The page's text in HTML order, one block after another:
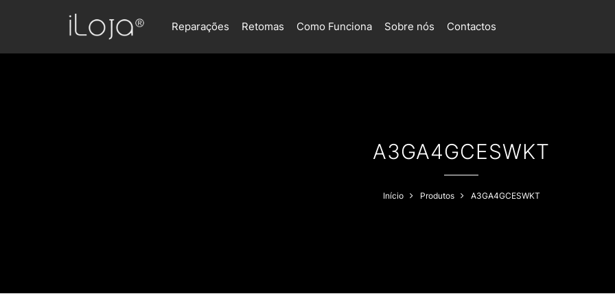
Reparações Retomas Como Funciona Sobre nós Contactos
A3GA4GCESWKT
Início Produtos A3GA4GCESWKT